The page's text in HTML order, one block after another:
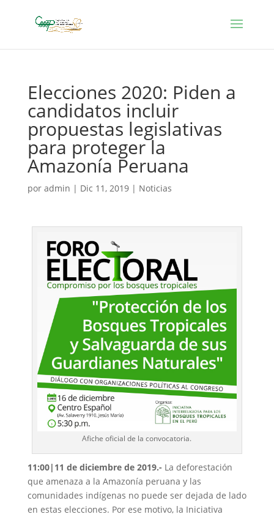
Elecciones 2020: Piden a
candidatos incluir
propuestas legislativas
para proteger la
Amazonía Peruana
por admin | Dic 11, 2019| Noticias
Afiche oficial de la convocatoria.
11:00|11 de diciembre de 2019.- La deforestación
que amenaza a la Amazonía peruana y las
comunidades indígenas no puede ser dejada de lado
en estas elecciones. Por ese motivo, la Iniciativa